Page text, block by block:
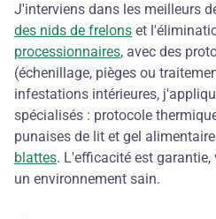
J'interviens dans les meilleurs
des nids de frelons et
processionnaires, avec des
(échenillage, pièges ou
infestations intérieures,
spécialisés : protocole
punaises de lit et gel
blattes. L'efficacité est
un environnement sain.